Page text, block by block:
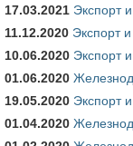
17.03.2021 Экспорт
11.12.2020 Экспорт
10.06.2020 Экспорт
01.06.2020
19.05.2020 Экспорт
01.04.2020